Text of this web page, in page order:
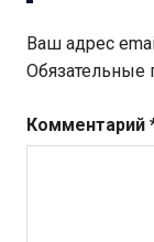
Ваш адрес
Обязательные
Комментарий